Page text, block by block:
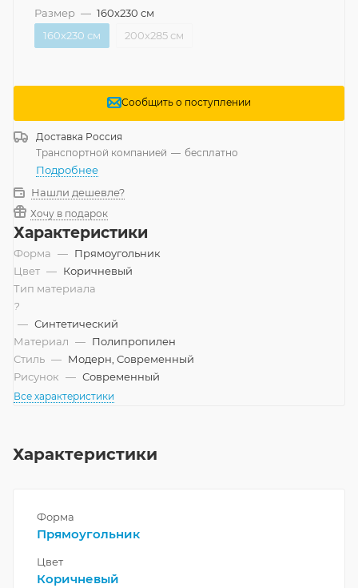
Размер — 160x230 см
160x230 см
200x285 см
Сообщить о поступлении
Доставка Россия
Транспортной компанией — бесплатно
Подробнее
Нашли дешевле?
Хочу в подарок
Характеристики
Форма — Прямоугольник
Цвет — Коричневый
Тип материала
?
— Синтетический
Материал — Полипропилен
Стиль — Модерн, Современный
Рисунок — Современный
Все характеристики
Характеристики
Форма
Прямоугольник
Цвет
Коричневый